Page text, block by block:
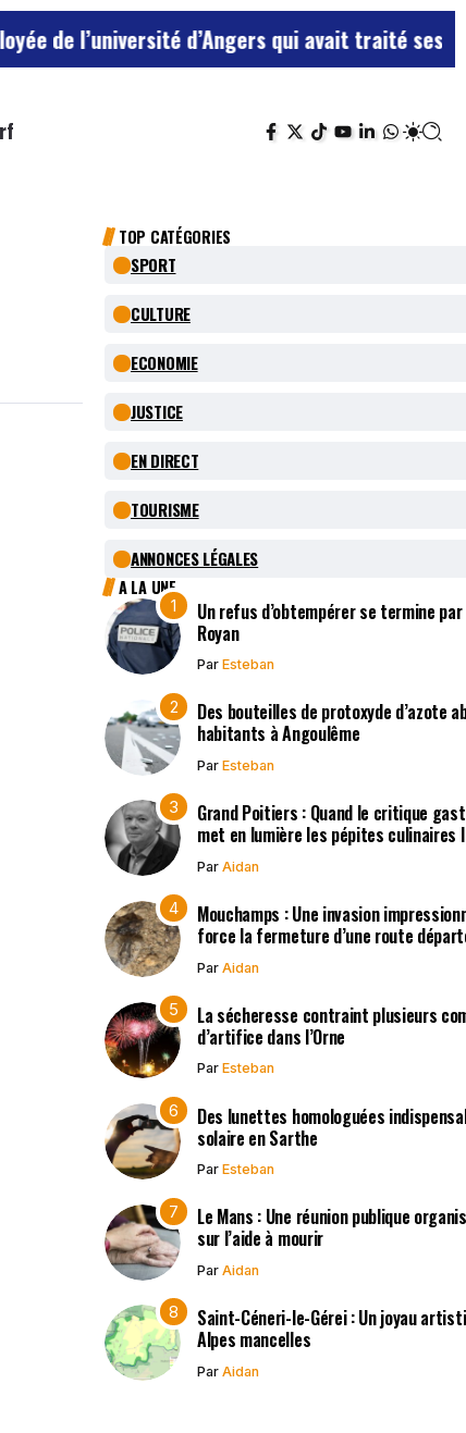
d’Angers qui avait traité ses chefs de
TOP CATÉGORIES
SPORT
CULTURE
ECONOMIE
JUSTICE
EN DIRECT
TOURISME
ANNONCES LÉGALES
A LA UNE
Un refus d’obtempérer se termine
Royan
Par Esteban
Des bouteilles de protoxyde d’azote
habitants à Angoulême
Par Esteban
Grand Poitiers : Quand le critique
met en lumière les pépites culinaires
Par Aidan
Mouchamps : Une invasion
force la fermeture d’une route
Par Aidan
La sécheresse contraint plusieurs
d’artifice dans l’Orne
Par Esteban
Des lunettes homologuées
solaire en Sarthe
Par Esteban
Le Mans : Une réunion publique
sur l’aide à mourir
Par Aidan
Saint-Céneri-le-Gérei : Un joyau
Alpes mancelles
Par Aidan